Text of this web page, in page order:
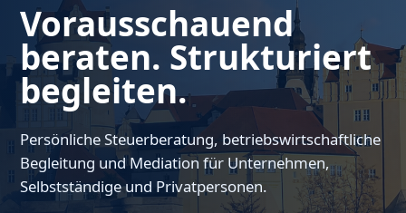
Vorausschauend
beraten. Strukturiert
begleiten.
Persönliche Steuerberatung, betriebswirtschaftliche
Begleitung und Mediation für Unternehmen,
Selbstständige und Privatpersonen.